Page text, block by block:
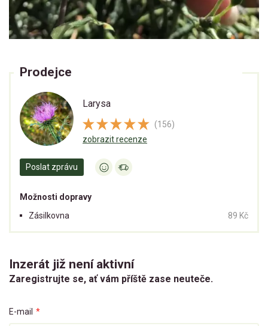
Prodejce
Larysa
(156)
zobrazit recenze
Poslat zprávu
Možnosti dopravy
Zásilkovna
89 Kč
Inzerát již není aktivní
Zaregistrujte se, ať vám příště zase neuteče.
E-mail *